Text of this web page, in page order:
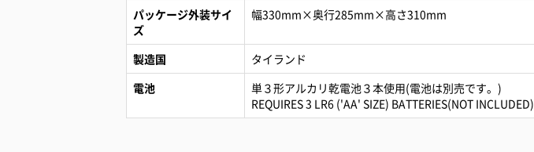
パッケージ外装サイ
ズ
幅330mm×奥行285mm×高さ310mm
製造国
タイランド
電池
単３形アルカリ乾電池３本使用(電池は別売です。)
REQUIRES 3 LR6 ('AA' SIZE) BATTERIES(NOT INCLUDED)